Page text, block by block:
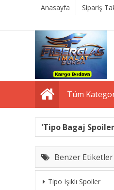
Anasayfa Sipariş
Tüm
'Tipo Bagaj
Benzer Etiketler
Tipo Işıklı Spoiler